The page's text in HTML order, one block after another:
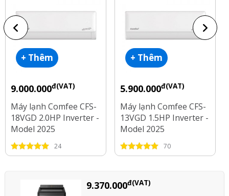
+ Thêm
9.000.000đ(VAT)
Máy lạnh Comfee CFS-
18VGD 2.0HP Inverter -
Model 2025
24
+ Thêm
5.900.000đ(VAT)
Máy lạnh Comfee CFS-
13VGD 1.5HP Inverter -
Model 2025
70
9.370.000đ(VAT)